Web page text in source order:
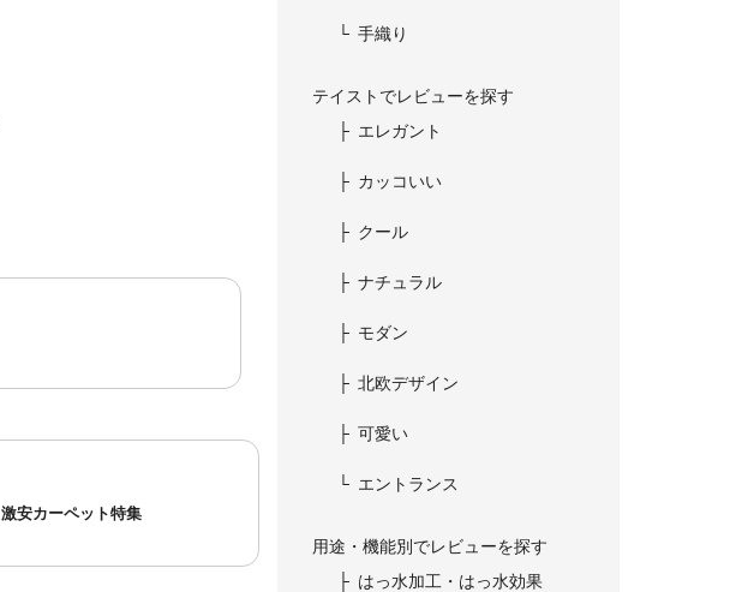
激安カーペット特集
手織り
テイストでレビューを探す
エレガント
カッコいい
クール
ナチュラル
モダン
北欧デザイン
可愛い
エントランス
用途・機能別でレビューを探す
はっ水加工・はっ水効果